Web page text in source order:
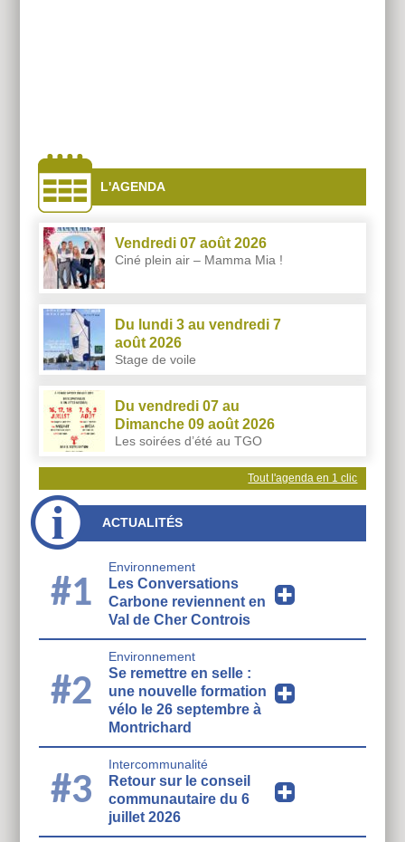
côtés
L'AGENDA
Vendredi 07 août 2026
Ciné plein air – Mamma Mia !
Du lundi 3 au vendredi 7
août 2026
Stage de voile
Du vendredi 07 au
Dimanche 09 août 2026
Les soirées d’été au TGO
Tout l'agenda en 1 clic
ACTUALITÉS
#1
Environnement
Les Conversations
Carbone reviennent en
Val de Cher Controis
#2
Environnement
Se remettre en selle :
une nouvelle formation
vélo le 26 septembre à
Montrichard
#3
Intercommunalité
Retour sur le conseil
communautaire du 6
juillet 2026